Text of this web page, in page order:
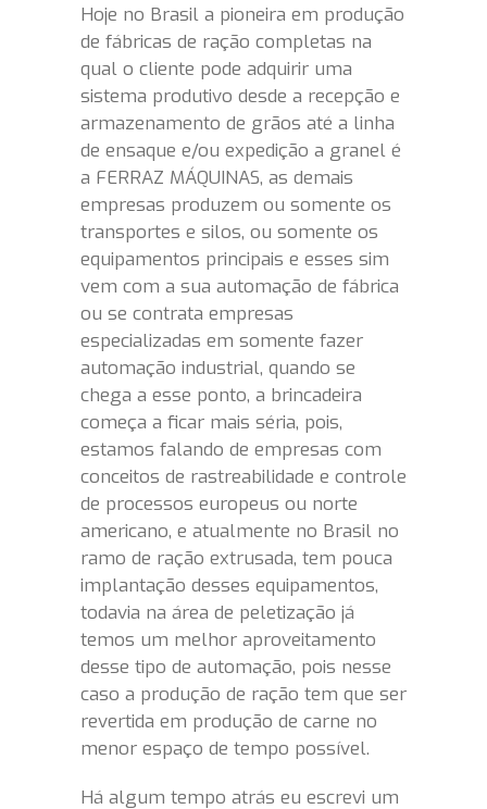
Hoje no Brasil a pioneira em produção
de fábricas de ração completas na
qual o cliente pode adquirir uma
sistema produtivo desde a recepção e
armazenamento de grãos até a linha
de ensaque e/ou expedição a granel é
a FERRAZ MÁQUINAS, as demais
empresas produzem ou somente os
transportes e silos, ou somente os
equipamentos principais e esses sim
vem com a sua automação de fábrica
ou se contrata empresas
especializadas em somente fazer
automação industrial, quando se
chega a esse ponto, a brincadeira
começa a ficar mais séria, pois,
estamos falando de empresas com
conceitos de rastreabilidade e controle
de processos europeus ou norte
americano, e atualmente no Brasil no
ramo de ração extrusada, tem pouca
implantação desses equipamentos,
todavia na área de peletização já
temos um melhor aproveitamento
desse tipo de automação, pois nesse
caso a produção de ração tem que ser
revertida em produção de carne no
menor espaço de tempo possível.
Há algum tempo atrás eu escrevi um